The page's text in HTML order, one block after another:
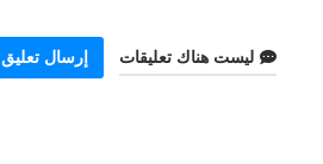
ليست هناك تعليقات إرسال تعليق